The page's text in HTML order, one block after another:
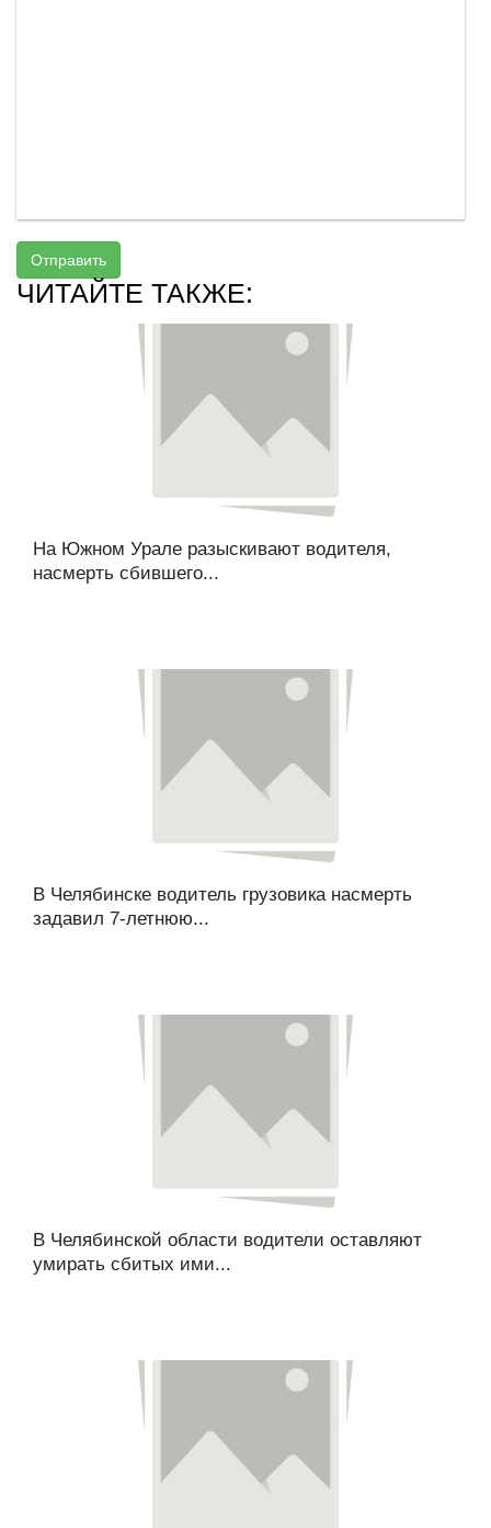
Отправить
ЧИТАЙТЕ ТАКЖЕ:
На Южном Урале разыскивают водителя,
насмерть сбившего...
В Челябинске водитель грузовика насмерть
задавил 7-летнюю...
В Челябинской области водители оставляют
умирать сбитых ими...